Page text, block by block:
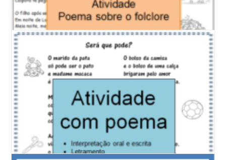
BNCC
Atividade de Arte: Desenho para colorir dinossauros
Fábulas para ler e colorir
Dia dos Pais – desenhos para colorir
Desenhos para colorir
Desenhos para colorir: Galinha Pintadinha
Desenhos para colorir: Naruto
Desenhos para colorir: Folclore
Desenhos para Colorir Turma da Mônica